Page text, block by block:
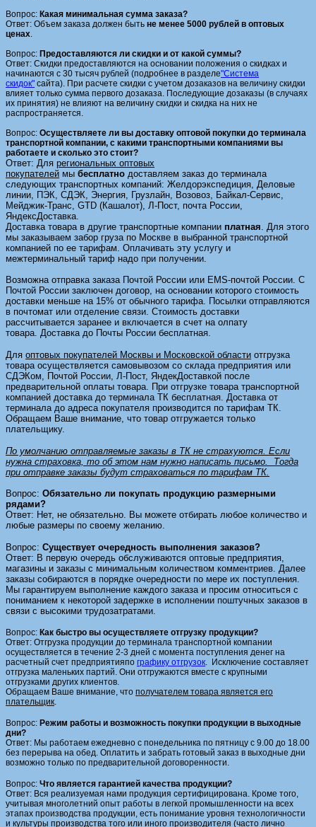
Вопрос: Какая минимальная сумма заказа?
Ответ: Объем заказа должен быть не менее 5000 рублей в оптовых
ценах.
Вопрос: Предоставляются ли скидки и от какой суммы?
Ответ: Скидки предоставляются на основании положения о скидках и
начинаются с 30 тысяч рублей (подробнее в разделе"Система
скидок" сайта). При расчете скидки с учетом дозаказов на величину скидки
влияет только сумма первого дозаказа. Последующие дозаказы (в случаях
их принятия) не влияют на величину скидки и скидка на них не
распространяется.
Вопрос: Осуществляете ли вы доставку оптовой покупки до терминала
транспортной компании, с какими транспортными компаниями вы
работаете и сколько это стоит?
Ответ: Для региональных оптовых
покупателей мы бесплатно доставляем заказ до терминала
следующих транспортных компаний: Желдорэкспедиция, Деловые
линии, ПЭК, СДЭК, Энергия, Грузлайн, Возовоз, Байкал-Сервис,
Мейджик-Транс, GTD (Кашалот), Л-Пост, почта России,
ЯндексДоставка.
Доставка товара в другие транспортные компании платная . Для этого
мы заказываем забор груза по Москве в выбранной транспортной
компанией по ее тарифам. Оплачивать эту услугу и
межтерминальный тариф надо при получении.
Возможна отправка заказа Почтой России или EMS-почтой России. С
Почтой России заключен договор, на основании которого стоимость
доставки меньше на 15% от обычного тарифа. Посылки отправляются
в почтомат или отделение связи. Стоимость доставки
рассчитывается заранее и включается в счет на олпату
товара. Доставка до Почты России бесплатная.
Для оптовых покупателей Москвы и Московской области отгрузка
товара осуществляется самовывозом со склада предприятия или
СДЭКом, Почтой России, Л-Пост, ЯндекДоставкой после
предварительной оплаты товара. При отгрузке товара транспортной
компанией доставка до терминала ТК бесплатная. Доставка от
терминала до адреса покупателя производится по тарифам ТК.
Обращаем Ваше внимание, что товар отгружается только
плательщику.
По умолчанию отправляемые заказы в ТК не страхуются. Если
нужна страховка, то об этом нам нужно написать письмо. Тогда
при отправке заказы будут страховаться по тарифам ТК.
Вопрос: Обязательно ли покупать продукцию размерными
рядами?
Ответ: Нет, не обязательно. Вы можете отбирать любое количество и
любые размеры по своему желанию.
Вопрос: Существует очередность выполнения заказов?
Ответ: В первую очередь обслуживаются оптовые предприятия,
магазины и заказы с минимальным количеством комментриев. Далее
заказы собираются в порядке очередности по мере их поступления.
Мы гарантируем выполнение каждого заказа и просим относиться с
пониманием к некоторой задержке в исполнении поштучных заказов в
связи с высокими трудозатратами.
Вопрос: Как быстро вы осуществляете отгрузку продукции?
Ответ: Отгрузка продукции до терминала транспортной компании
осуществляется в течение 2-3 дней с момента поступления денег на
расчетный счет предприятияпо графику отгрузок. Исключение составляет
отгрузка маленьких партий. Они отгружаются вместе с крупными
отгрузками других клиентов.
Обращаем Ваше внимание, что получателем товара является его
плательщик.
Вопрос: Режим работы и возможность покупки продукции в выходные
дни?
Ответ: Мы работаем ежедневно с понедельника по пятницу с 9.00 до 18.00
без перерыва на обед. Оплатить и забрать готовый заказ в выходные дни
возможно только по предварительной договоренности.
Вопрос: Что является гарантией качества продукции?
Ответ: Вся реализуемая нами продукция сертифицирована. Кроме того,
учитывая многолетний опыт работы в легкой промышленности на всех
этапах производства продукции, есть понимание уровня технологичности
и культуры производства того или иного производителя (часто лично